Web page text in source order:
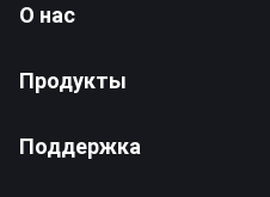
О нас
Продукты
Поддержка